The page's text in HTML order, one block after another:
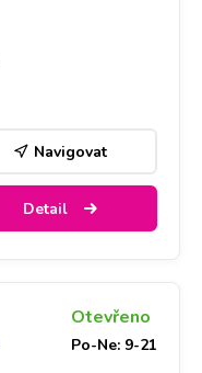
Navigovat
Detail
Otevřeno
Po-Ne: 9-21